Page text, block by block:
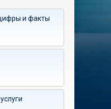
и факты